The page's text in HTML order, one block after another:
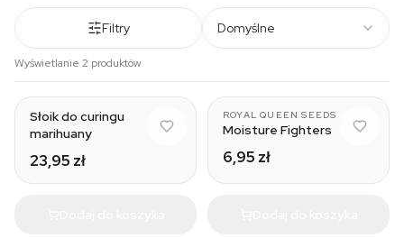
Filtry Domyślne
Wyświetlanie 2 produktów
Słoik do curingu
marihuany
23,95 zł
ROYAL QUEEN SEEDS
Moisture Fighters
6,95 zł